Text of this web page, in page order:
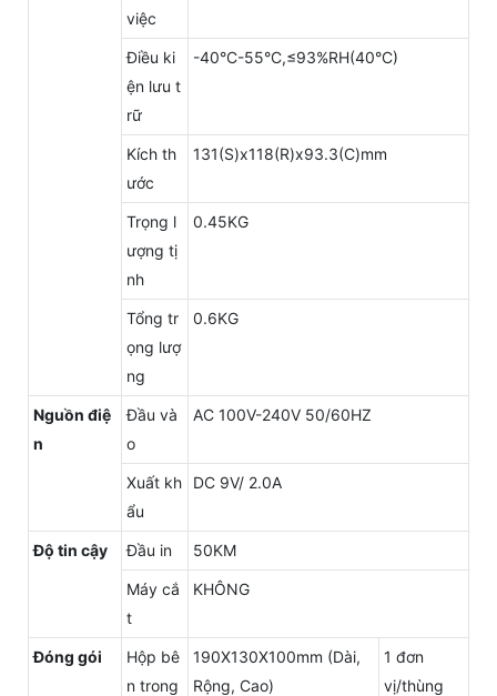
việc
Điều ki
ện lưu t
rữ
-40°C-55°C,≤93%RH(40°C)
Kích th
ước
131(S)x118(R)x93.3(C)mm
Trọng l
ượng tị
nh
0.45KG
Tổng tr
ọng lượ
ng
0.6KG
Nguồn điệ
n
Đầu và
o
AC 100V-240V 50/60HZ
Xuất kh
ẩu
DC 9V/ 2.0A
Độ tin cậy Đầu in 50KM
Máy cắ
t
KHÔNG
Đóng gói
Hộp bê
n trong
190X130X100mm (Dài,
Rộng, Cao)
1 đơn
vị/thùng